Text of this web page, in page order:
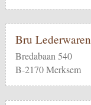
Bru Lederwaren
Bredabaan 540
B-2170 Merksem